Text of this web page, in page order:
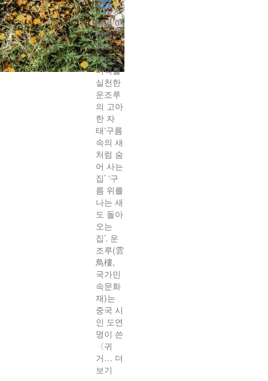
댓글 0|
조회
966
나눔의
미덕을
실천한
운조루
의 고아
한 자
태‘구름
속의 새
처럼 숨
어 사는
집’ ‘구
름 위를
나는 새
도 돌아
오는
집’. 운
조루(雲
鳥樓,
국가민
속문화
재)는
중국 시
인 도연
명이 쓴
〈귀
거… 더
보기